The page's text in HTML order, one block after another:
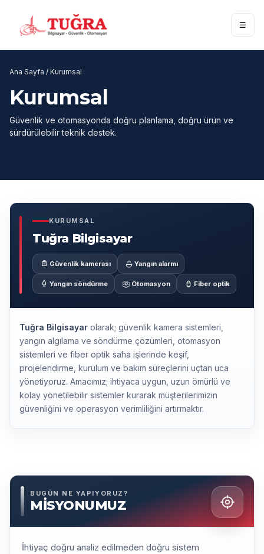
☰
Ana Sayfa / Kurumsal
Kurumsal
Güvenlik ve otomasyonda doğru planlama, doğru ürün ve
sürdürülebilir teknik destek.
KURUMSAL
Tuğra Bilgisayar
Güvenlik kamerası Yangın alarmı
Yangın söndürme Otomasyon Fiber optik
Tuğra Bilgisayar olarak; güvenlik kamera sistemleri,
yangın algılama ve söndürme çözümleri, otomasyon
sistemleri ve fiber optik saha işlerinde keşif,
projelendirme, kurulum ve bakım süreçlerini uçtan uca
yönetiyoruz. Amacımız; ihtiyaca uygun, uzun ömürlü ve
kolay yönetilebilir sistemler kurarak müşterilerimizin
güvenliğini ve operasyon verimliliğini artırmaktır.
BUGÜN NE YAPIYORUZ?
MİSYONUMUZ
İhtiyaç doğru analiz edilmeden doğru sistem